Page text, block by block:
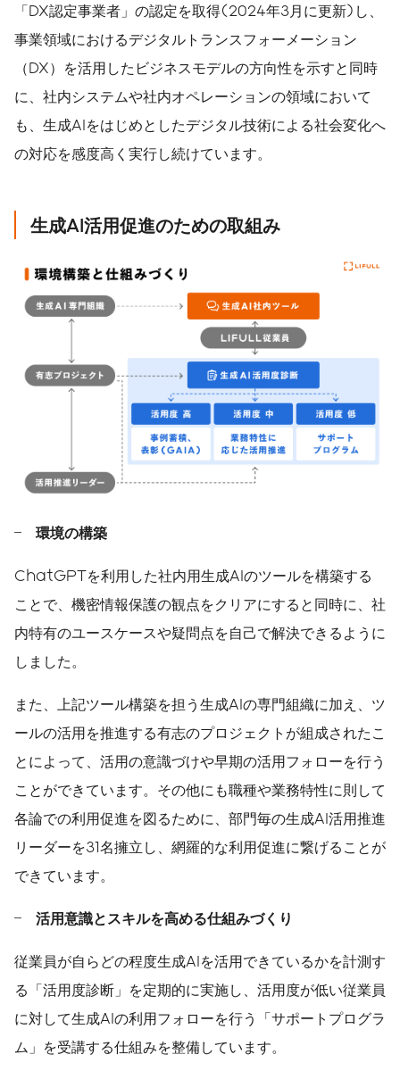
「DX認定事業者」の認定を取得(2024年3月に更新)し、
事業領域におけるデジタルトランスフォーメーション
（DX）を活用したビジネスモデルの方向性を示すと同時
に、社内システムや社内オペレーションの領域において
も、生成AIをはじめとしたデジタル技術による社会変化へ
の対応を感度高く実行し続けています。
生成AI活用促進のための取組み
環境の構築
ChatGPTを利用した社内用生成AIのツールを構築する
ことで、機密情報保護の観点をクリアにすると同時に、社
内特有のユースケースや疑問点を自己で解決できるように
しました。
また、上記ツール構築を担う生成AIの専門組織に加え、ツ
ールの活用を推進する有志のプロジェクトが組成されたこ
とによって、活用の意識づけや早期の活用フォローを行う
ことができています。その他にも職種や業務特性に則して
各論での利用促進を図るために、部門毎の生成AI活用推進
リーダーを31名擁立し、網羅的な利用促進に繋げることが
できています。
活用意識とスキルを高める仕組みづくり
従業員が自らどの程度生成AIを活用できているかを計測す
る「活用度診断」を定期的に実施し、活用度が低い従業員
に対して生成AIの利用フォローを行う「サポートプログラ
ム」を受講する仕組みを整備しています。